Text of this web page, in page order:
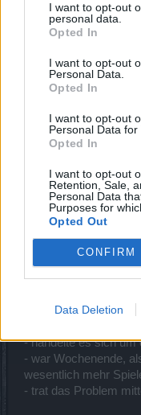
I want to opt-out
personal data.
Opted In
I want to opt-out
Personal Data.
Opted In
I want to opt-out
Personal Data for
Opted In
I want to opt-out
Retention, Sale,
Personal Data
Purposes for
Opted Out
CONFIRM
Data Deletion
Die Timeline im
ab 10:13 erste
(Technik informiert,
11:25 erste
12:05 Rückfrage der
eine Rückmeldung
Es ist ja super, dass
werden konnte.
Krisenmanagement
Warum wurden die
nicht mit Infos
War dieses Problem
- handelte es sich um
- war Wochenende,
wesentlich mehr
- trat das Problem